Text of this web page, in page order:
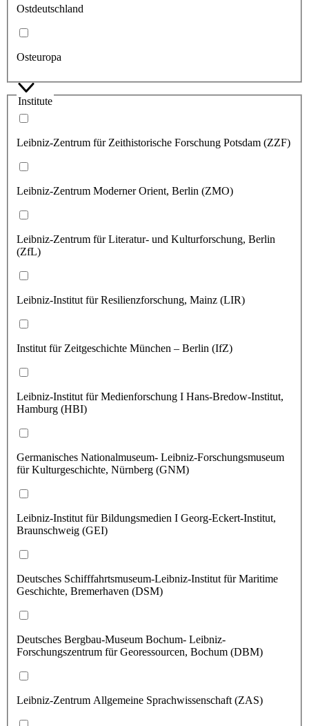
Ostdeutschland
Osteuropa
Institute
Leibniz-Zentrum für Zeithistorische Forschung Potsdam (ZZF)
Leibniz-Zentrum Moderner Orient, Berlin (ZMO)
Leibniz-Zentrum für Literatur- und Kulturforschung, Berlin
(ZfL)
Leibniz-Institut für Resilienzforschung, Mainz (LIR)
Institut für Zeitgeschichte München – Berlin (IfZ)
Leibniz-Institut für Medienforschung I Hans-Bredow-Institut,
Hamburg (HBI)
Germanisches Nationalmuseum- Leibniz-Forschungsmuseum
für Kulturgeschichte, Nürnberg (GNM)
Leibniz-Institut für Bildungsmedien I Georg-Eckert-Institut,
Braunschweig (GEI)
Deutsches Schifffahrtsmuseum-Leibniz-Institut für Maritime
Geschichte, Bremerhaven (DSM)
Deutsches Bergbau-Museum Bochum- Leibniz-
Forschungszentrum für Georessourcen, Bochum (DBM)
Leibniz-Zentrum Allgemeine Sprachwissenschaft (ZAS)